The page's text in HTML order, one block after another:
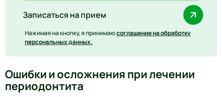
Записаться на прием
Нажимая на кнопку, я принимаюсоглашение на обработку
персональных данных.
Ошибки и осложнения при лечении
периодонтита